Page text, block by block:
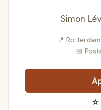
Simon
📍 Rotterdam
📅
☆